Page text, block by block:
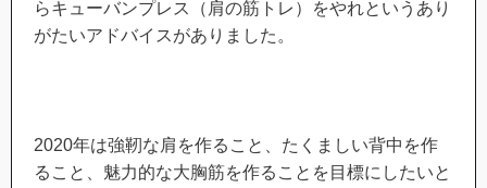
らキューバンプレス（肩の筋トレ）をやれというあり
がたいアドバイスがありました。
2020年は強靭な肩を作ること、たくましい背中を作
ること、魅力的な大胸筋を作ることを目標にしたいと